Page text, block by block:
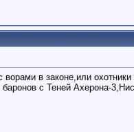
в законе,или охотники
с Теней Ахерона-